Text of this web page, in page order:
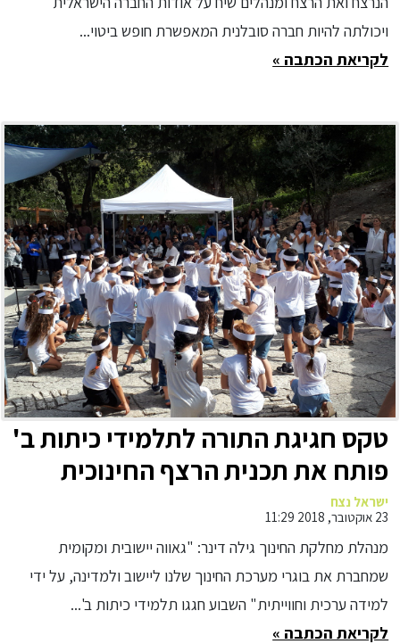
ויכולתה להיות חברה סובלנית המאפשרת חופש ביטוי...
לקריאת הכתבה »
טקס חגיגת התורה לתלמידי כיתות ב'
פותח את תכנית הרצף החינוכית
השנתית בקרית טבעון
ישראל נצח
23 אוקטובר, 2018 11:29
מנהלת מחלקת החינוך גילה דינר: "גאווה יישובית ומקומית
שמחברת את בוגרי מערכת החינוך שלנו ליישוב ולמדינה, על ידי
למידה ערכית וחווייתית" השבוע חגגו תלמידי כיתות ב'...
לקריאת הכתבה »